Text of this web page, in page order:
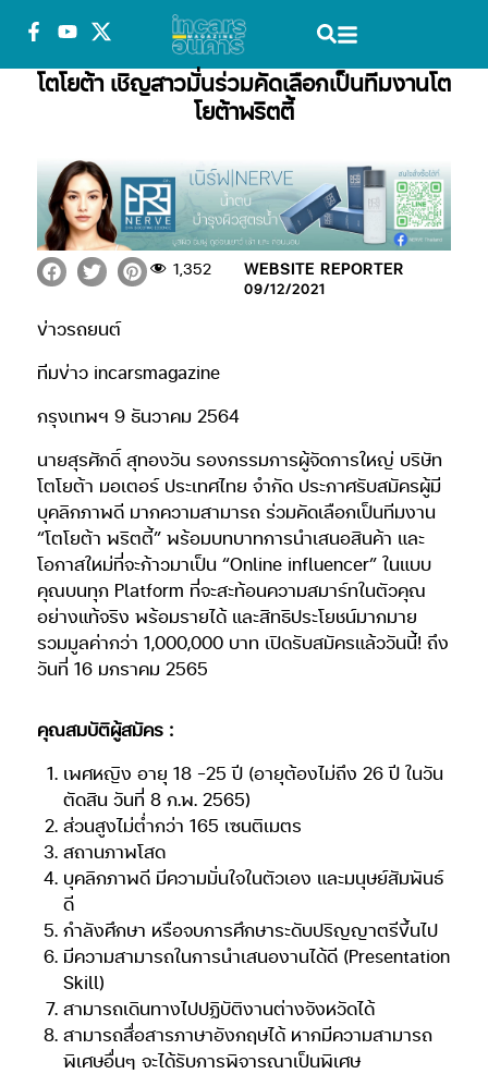
โตโยต้า เชิญสาวมั่นร่วมคัดเลือกเป็นทีมงานโต
โยต้าพริตตี้
WEBSITE REPORTER
09/12/2021
1,352
ข่าวรถยนต์
ทีมข่าว incarsmagazine
กรุงเทพฯ 9 ธันวาคม 2564
นายสุรศักดิ์ สุทองวัน รองกรรมการผู้จัดการใหญ่ บริษัท
โตโยต้า มอเตอร์ ประเทศไทย จำกัด ประกาศรับสมัครผู้มี
บุคลิกภาพดี มากความสามารถ ร่วมคัดเลือกเป็นทีมงาน
“โตโยต้า พริตตี้” พร้อมบทบาทการนำเสนอสินค้า และ
โอกาสใหม่ที่จะก้าวมาเป็น “Online influencer” ในแบบ
คุณบนทุก Platform ที่จะสะท้อนความสมาร์ทในตัวคุณ
อย่างแท้จริง พร้อมรายได้ และสิทธิประโยชน์มากมาย
รวมมูลค่ากว่า 1,000,000 บาท เปิดรับสมัครแล้ววันนี้! ถึง
วันที่ 16 มกราคม 2565
คุณสมบัติผู้สมัคร :
เพศหญิง อายุ 18 -25 ปี (อายุต้องไม่ถึง 26 ปี ในวัน
ตัดสิน วันที่ 8 ก.พ. 2565)
ส่วนสูงไม่ต่ำกว่า 165 เซนติเมตร
สถานภาพโสด
บุคลิกภาพดี มีความมั่นใจในตัวเอง และมนุษย์สัมพันธ์
ดี
กำลังศึกษา หรือจบการศึกษาระดับปริญญาตรีขึ้นไป
มีความสามารถในการนำเสนองานได้ดี (Presentation
Skill)
สามารถเดินทางไปปฏิบัติงานต่างจังหวัดได้
สามารถสื่อสารภาษาอังกฤษได้ หากมีความสามารถ
พิเศษอื่นๆ จะได้รับการพิจารณาเป็นพิเศษ